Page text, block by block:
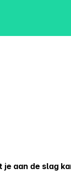
aan de slag